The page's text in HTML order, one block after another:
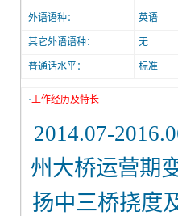
外语语种： 英语
其它外语语种： 无
普通话水平： 标准
·工作经历及特长
2014.07-
州大桥运营期
扬中三桥挠度